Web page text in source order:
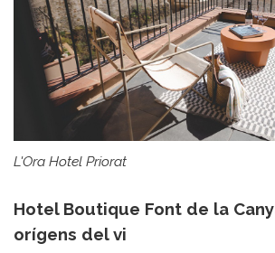
L'Ora Hotel Priorat
Hotel Boutique Font de la
orígens del vi